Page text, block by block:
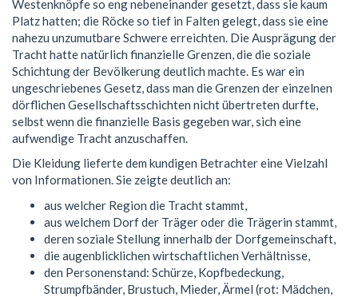
Westenknöpfe so eng nebeneinander gesetzt, dass sie kaum
Platz hatten; die Röcke so tief in Falten gelegt, dass sie eine
nahezu unzumutbare Schwere erreichten. Die Ausprägung der
Tracht hatte natürlich finanzielle Grenzen, die die soziale
Schichtung der Bevölkerung deutlich machte. Es war ein
ungeschriebenes Gesetz, dass man die Grenzen der einzelnen
dörflichen Gesellschaftsschichten nicht übertreten durfte,
selbst wenn die finanzielle Basis gegeben war, sich eine
aufwendige Tracht anzuschaffen.
Die Kleidung lieferte dem kundigen Betrachter eine Vielzahl
von Informationen. Sie zeigte deutlich an:
aus welcher Region die Tracht stammt,
aus welchem Dorf der Träger oder die Trägerin stammt,
deren soziale Stellung innerhalb der Dorfgemeinschaft,
die augenblicklichen wirtschaftlichen Verhältnisse,
den Personenstand: Schürze, Kopfbedeckung,
Strumpfbänder, Brustuch, Mieder, Ärmel (rot: Mädchen,